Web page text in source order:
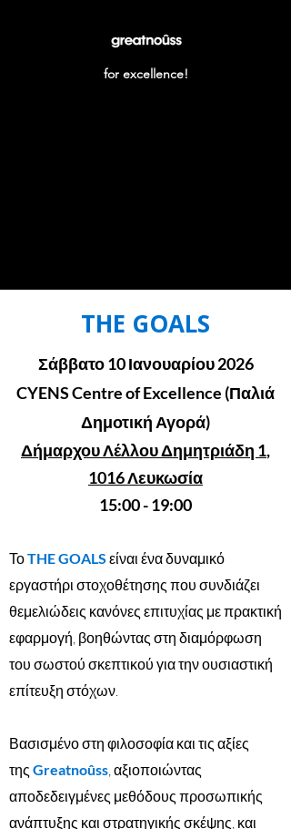
for excellence!
THE GOALS
Σάββατο 10 Ιανουαρίου 2026
CYENS Centre of Excellence (Παλιά
Δημοτική Αγορά)
ΔήμαρχουΛέλλου Δημητριάδη 1,
1016 Λευκωσία
15:00 - 19:00
ΤοTHE GOALS είναι ένα δυναμικό
εργαστήρι στοχοθέτησης που συνδιάζει
θεμελιώδεις κανόνες επιτυχίας με πρακτική
εφαρμογή, βοηθώντας στη διαμόρφωση
του σωστού σκεπτικού για την ουσιαστική
επίτευξη στόχων.
Βασισμένο στη φιλοσοφία και τις αξίες
της Greatnoûss, αξιοποιώντας
αποδεδειγμένες μεθόδους προσωπικής
ανάπτυξης και στρατηγικής σκέψης, και